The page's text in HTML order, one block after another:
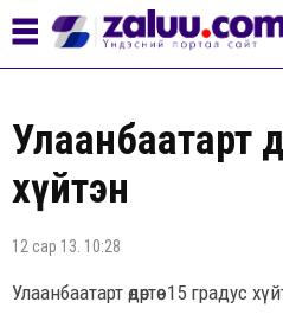
Улаанбаатарт
хүйтэн
12 сар 13. 10:28
Улаанбаатарт өдөртөө -15 градус